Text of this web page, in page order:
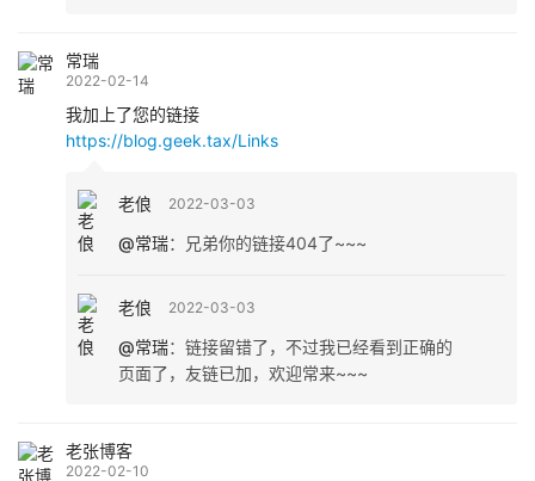
常瑞
2022-02-14
我加上了您的链接
https://blog.geek.tax/Links
老俍 2022-03-03
@常瑞： 兄弟你的链接404了~~~
老俍 2022-03-03
@常瑞： 链接留错了，不过我已经看到正确的
页面了，友链已加，欢迎常来~~~
老张博客
2022-02-10